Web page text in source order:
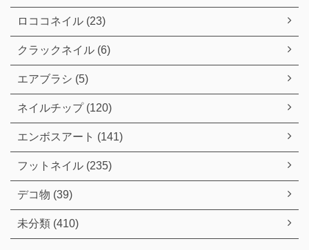
ロココネイル (23)
クラックネイル (6)
エアブラシ (5)
ネイルチップ (120)
エンボスアート (141)
フットネイル (235)
デコ物 (39)
未分類 (410)